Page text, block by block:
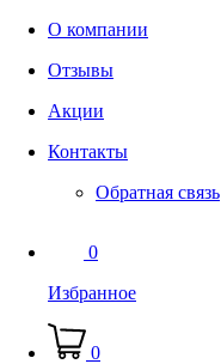
О компании
Отзывы
Акции
Контакты
Обратная связь
0
Избранное
0